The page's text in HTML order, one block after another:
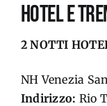
HOTEL E
2 NOTTI
NH Venezia
Indirizzo: Rio